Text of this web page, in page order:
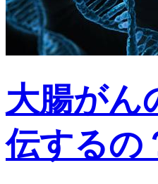
大腸がん
伝するの